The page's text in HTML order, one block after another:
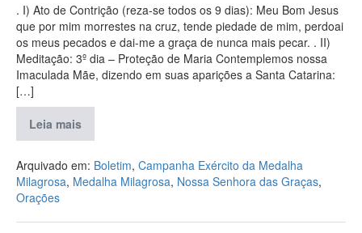
. I) Ato de Contrição (reza-se todos os 9 dias): Meu Bom Jesus
que por mim morrestes na cruz, tende piedade de mim, perdoai
os meus pecados e dai-me a graça de nunca mais pecar. . II)
Meditação: 3º dia – Proteção de Maria Contemplemos nossa
Imaculada Mãe, dizendo em suas aparições a Santa Catarina:
[…]
Leia mais
Arquivado em: Boletim, Campanha Exército da Medalha
Milagrosa, Medalha Milagrosa, Nossa Senhora das Graças,
Orações